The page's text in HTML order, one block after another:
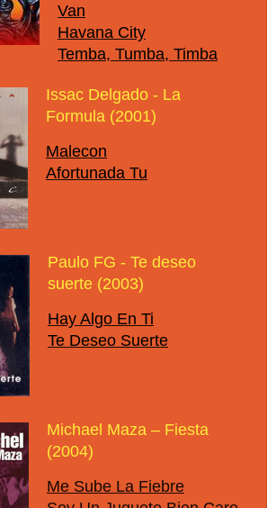
Van
Havana City
Temba, Tumba, Timba
Issac Delgado - La
Formula (2001)
Malecon
Afortunada Tu
Paulo FG - Te deseo
suerte (2003)
Hay Algo En Ti
Te Deseo Suerte
Michael Maza – Fiesta
(2004)
Me Sube La Fiebre